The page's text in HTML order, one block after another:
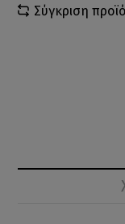
Σύγκριση